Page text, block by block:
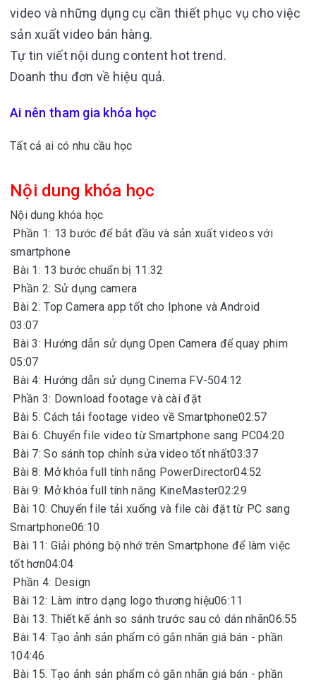
video và những dụng cụ cần thiết phục vụ cho việc
sản xuất video bán hàng.
Tự tin viết nội dung content hot trend.
Doanh thu đơn về hiệu quả.
Ai nên tham gia khóa học
Tất cả ai có nhu cầu học
Nội dung khóa học
Nội dung khóa học
Phần 1: 13 bước để bắt đầu và sản xuất videos với
smartphone
Bài 1: 13 bước chuẩn bị 11:32
Phần 2: Sử dụng camera
Bài 2: Top Camera app tốt cho Iphone và Android
03:07
Bài 3: Hướng dẫn sử dụng Open Camera để quay phim
05:07
Bài 4: Hướng dẫn sử dụng Cinema FV-504:12
Phần 3: Download footage và cài đặt
Bài 5: Cách tải footage video về Smartphone02:57
Bài 6: Chuyển file video từ Smartphone sang PC04:20
Bài 7: So sánh top chỉnh sửa video tốt nhất03:37
Bài 8: Mở khóa full tính năng PowerDirector04:52
Bài 9: Mở khóa full tính năng KineMaster02:29
Bài 10: Chuyển file tải xuống và file cài đặt từ PC sang
Smartphone06:10
Bài 11: Giải phóng bộ nhớ trên Smartphone để làm việc
tốt hơn04:04
Phần 4: Design
Bài 12: Làm intro dạng logo thương hiệu06:11
Bài 13: Thiết kế ảnh so sánh trước sau có dán nhãn06:55
Bài 14: Tạo ảnh sản phẩm có gắn nhãn giá bán - phần
104:46
Bài 15: Tạo ảnh sản phẩm có gắn nhãn giá bán - phần